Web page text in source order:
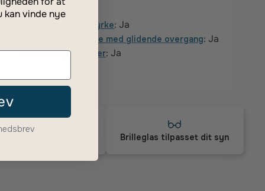
Styrkedetaljer
enkeltstyrke: Ja
flerstyrke med glidende overgang: Ja
Fås somlæsebriller: Ja
tilpasningsgaranti Brilleglas tilpasset dit syn
kan vinde nye